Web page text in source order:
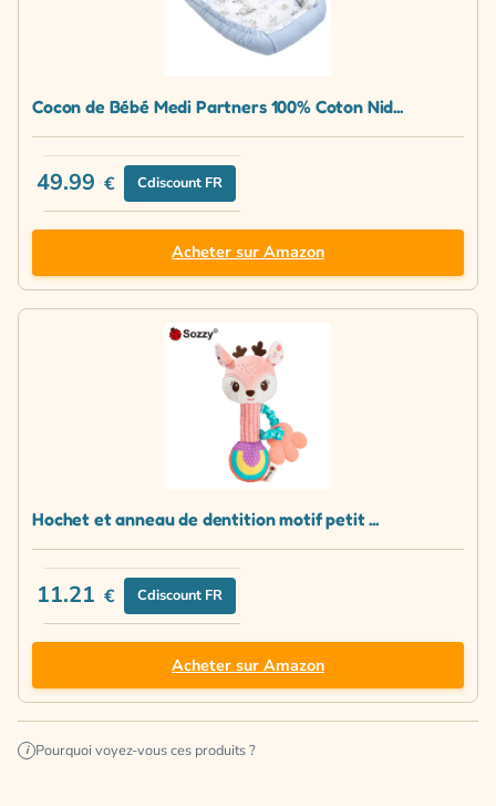
Cocon de Bébé Medi Partners 100% Coton Nid...
49.99 € Cdiscount FR
Acheter sur Amazon
Hochet et anneau de dentition motif petit ...
11.21 € Cdiscount FR
Acheter sur Amazon
i Pourquoi voyez-vous ces produits ?